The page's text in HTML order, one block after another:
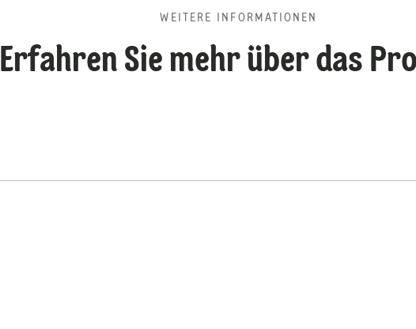
WEITERE INFORMATIONEN
Erfahren Sie mehr über das